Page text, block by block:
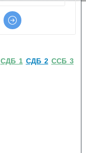
СДБ 1 СДБ 2 ССБ 3